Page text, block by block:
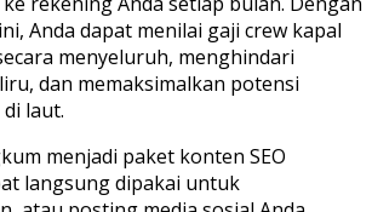
Anda dapat menilai gaji crew kapal
menyeluruh, menghindari
dan memaksimalkan potensi
laut.
menjadi paket konten SEO
langsung dipakai untuk